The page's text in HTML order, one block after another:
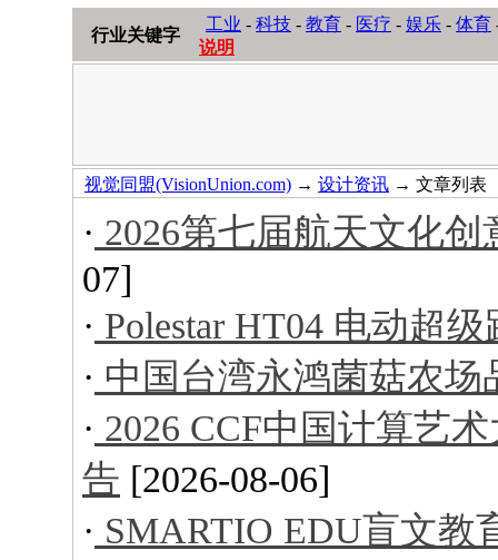
行业关键字
工业 - 科技 - 教育 - 医疗 - 娱乐 - 体育
说明
视觉同盟(VisionUnion.com) → 设计资讯 → 文章列表
· 2026第七届航天文化
07]
· Polestar HT04 电动超级
· 中国台湾永鸿菌菇农场
· 2026 CCF中国计算艺
告 [2026-08-06]
· SMARTIO EDU盲文教